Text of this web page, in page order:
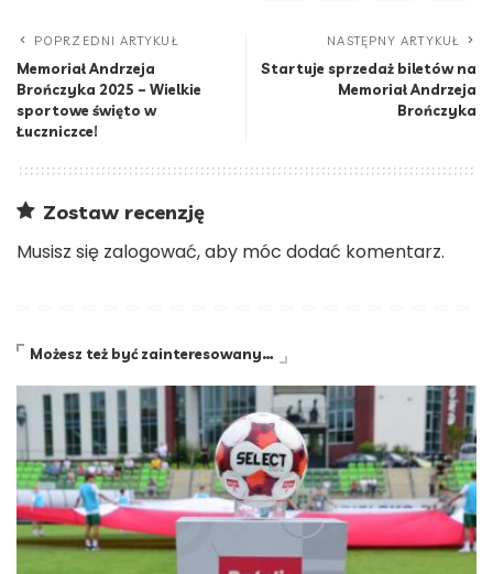
POPRZEDNI ARTYKUŁ
Memoriał Andrzeja
Brończyka 2025 – Wielkie
sportowe święto w
Łuczniczce!
NASTĘPNY ARTYKUŁ
Startuje sprzedaż biletów na
Memoriał Andrzeja
Brończyka
Zostaw recenzję
Musisz się zalogować, aby móc dodać komentarz.
Możesz też być zainteresowany…